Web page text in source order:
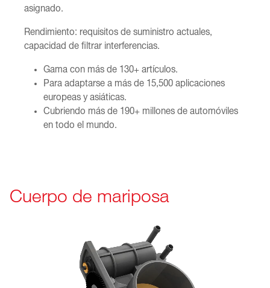
asignado.
Rendimiento: requisitos de suministro actuales,
capacidad de filtrar interferencias.
Gama con más de 130+ artículos.
Para adaptarse a más de 15,500 aplicaciones
europeas y asiáticas.
Cubriendo más de 190+ millones de automóviles
en todo el mundo.
Cuerpo de mariposa